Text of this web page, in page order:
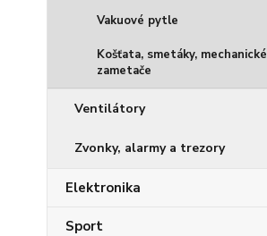
Vakuové pytle
Košťata, smetáky, mechanické
zametače
Ventilátory
Zvonky, alarmy a trezory
Elektronika
Sport